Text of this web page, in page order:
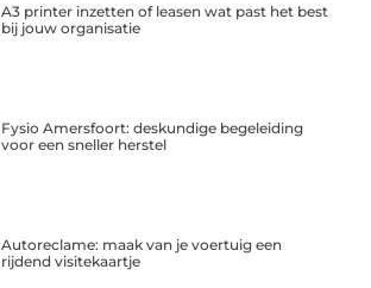
A3 printer inzetten of leasen wat past het best
bij jouw organisatie
Fysio Amersfoort: deskundige begeleiding
voor een sneller herstel
Autoreclame: maak van je voertuig een
rijdend visitekaartje